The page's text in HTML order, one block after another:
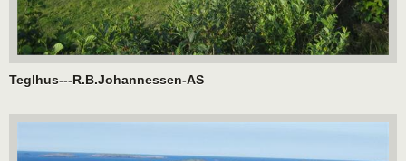
Teglhus---R.B.Johannessen-AS